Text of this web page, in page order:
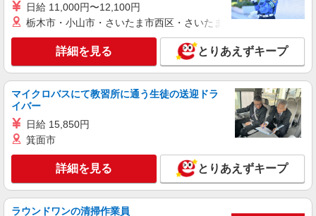
時＞土日祝 17:00〜21:00
時給1350円 ＜高校生＞時給1250円
東京都葛飾区青砥3-36-1青砥ショッピングセン
ター内
キープ 詳細を見る
アルバイト
ケンタッキーフライドチキン 葛飾白鳥店
時＞土日祝 フルタイム
時給1280円 ＜高校生＞時給1250円
東京都葛飾区白鳥4-4-10
日給 11,000円〜12,100円
栃木市・小山市・さいたま市西区・さいたま市岩槻区・久喜市・
詳細を見る とりあえずキープ
マイクロバスにて教習所に通う生徒の送迎ドラ
イバー
日給 15,850円
箕面市
詳細を見る とりあえずキープ
ラウンドワンの清掃作業員